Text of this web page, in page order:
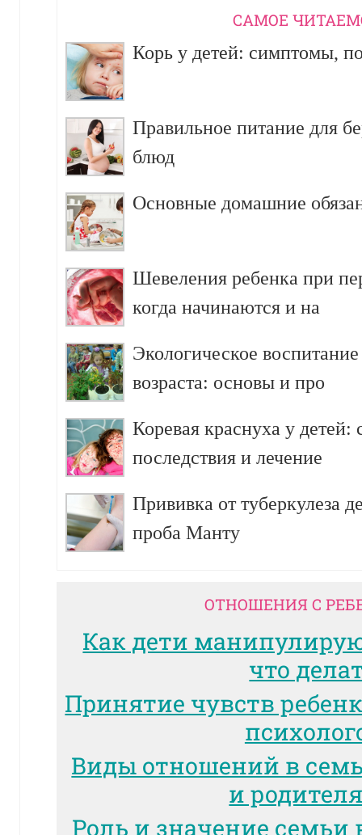
CАМОЕ
Корь у детей: симптомы,
Правильное питание для
блюд
Основные домашние
Шевеления ребенка при
когда начинаются и на
Экологическое
возраста: основы и про
Коревая краснуха у
последствия и лечение
Прививка от туберкулеза
проба Манту
ОТНОШЕНИЯ С
Как дети
что
Принятие чувств
Виды отношений в
и
Роль и значение семьи